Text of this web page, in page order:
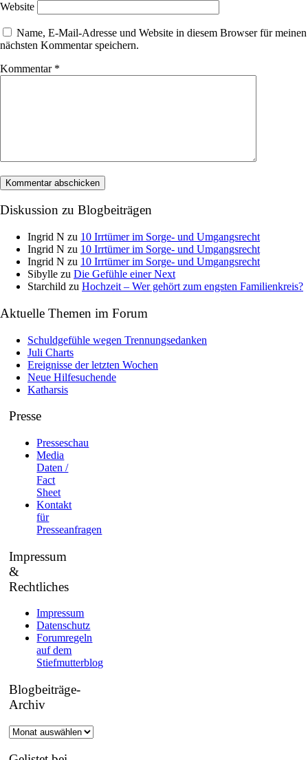
Website
Name, E-Mail-Adresse und Website in diesem Browser für meinen
nächsten Kommentar speichern.
Kommentar *
Diskussion zu Blogbeiträgen
Ingrid N zu 10 Irrtümer im Sorge- und Umgangsrecht
Ingrid N zu 10 Irrtümer im Sorge- und Umgangsrecht
Ingrid N zu 10 Irrtümer im Sorge- und Umgangsrecht
Sibylle zu Die Gefühle einer Next
Starchild zu Hochzeit – Wer gehört zum engsten Familienkreis?
Aktuelle Themen im Forum
Schuldgefühle wegen Trennungsedanken
Juli Charts
Ereignisse der letzten Wochen
Neue Hilfesuchende
Katharsis
Presse
Presseschau
Media
Daten /
Fact
Sheet
Kontakt
für
Presseanfragen
Impressum
&
Rechtliches
Impressum
Datenschutz
Forumregeln
auf dem
Stiefmutterblog
Blogbeiträge-
Archiv
Blogbeiträge-